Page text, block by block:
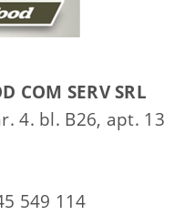
COM SERV SRL
4. bl. B26, apt. 13
549 114